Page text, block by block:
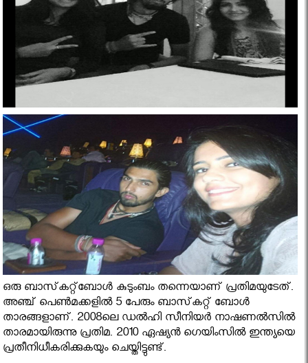
ഒരു ബാസ്‌കറ്റ്‌ബോള്‍ കുടുംബം തന്നെയാണ് പ്രതിമയുടേത്.
അഞ്ച് പെണ്‍മക്കളില്‍ 5 പേരും ബാസ്‌കറ്റ് ബോള്‍
താരങ്ങളാണ്. 2008ലെ ഡല്‍ഹി സീനിയര്‍ നാഷണല്‍സില്‍
താരമായിരുന്നു പ്രതിമ. 2010 ഏഷ്യന്‍ ഗെയിംസില്‍ ഇന്ത്യയെ
പ്രതീനിധീകരിക്കുകയും ചെയ്തിട്ടുണ്ട്.